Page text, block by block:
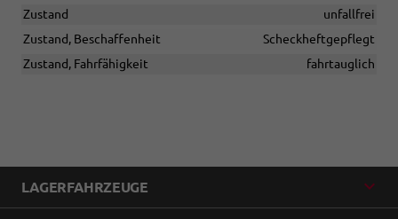
Zustand
unfallfrei
Zustand, Beschaffenheit
Scheckheftgepflegt
Zustand, Fahrfähigkeit
fahrtauglich
LAGERFAHRZEUGE